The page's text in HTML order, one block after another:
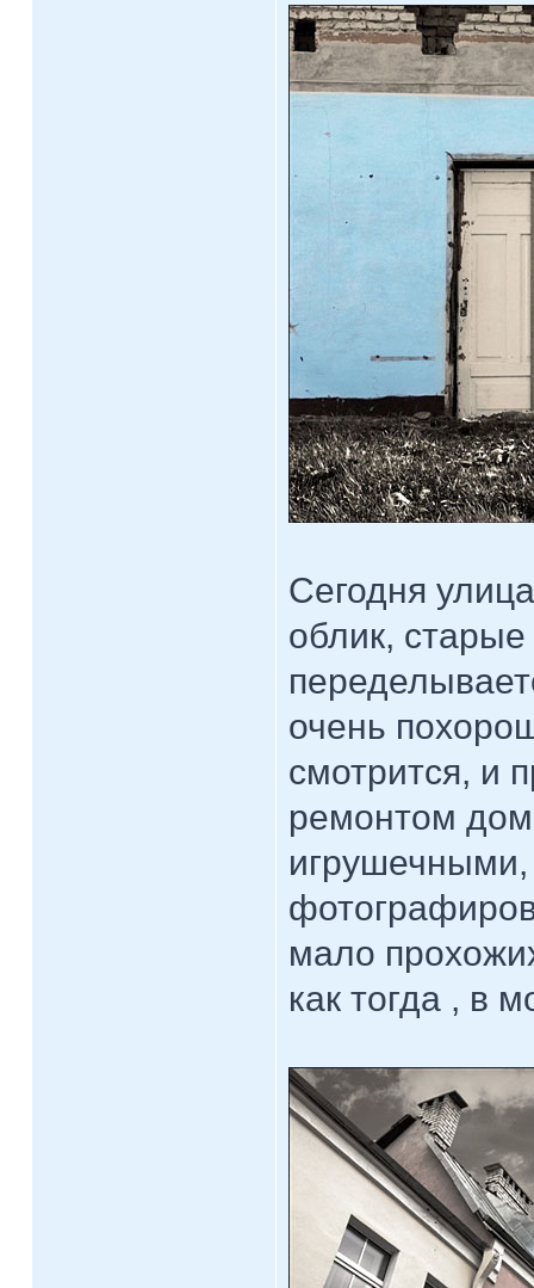
Сегодня
облик,
очень
смотрится, и
ремонтом
игрушечными,
мало
как тогда , в